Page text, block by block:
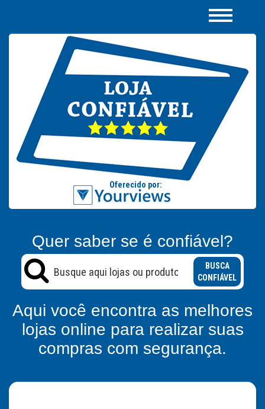
Quer saber se é confiável?
BUSCA
CONFIÁVEL
Aqui você encontra as melhores
lojas online para realizar suas
compras com segurança.